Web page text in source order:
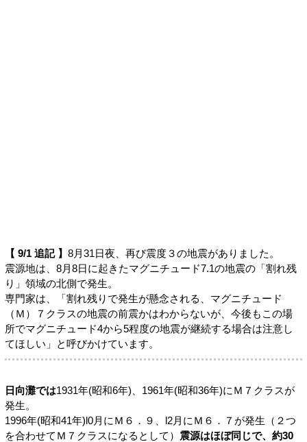
【 9/1 追記 】 8月31日夜、再び震度３の地震がありました。
震源地は、8月8日に起きたマグニチュード7.1の地震の「割れ残
り」領域の北側で発生。
専門家は、「割れ残りで発生が懸念される、マグニチュード
（Ｍ）７クラスの地震の前震かはわからないが、今後もこの場
所でマグニチュード4から5程度の地震が継続する場合は注意し
てほしい」と呼びかけています。
日向灘では1931年(昭和6年)、1961年(昭和36年)にＭ７クラスが
発生。
1996年(昭和41年)l0月にＭ６．９、l2月にＭ６．７が発生（２つ
を合わせてＭ７クラスになるとして） 震源はほぼ同じで、約30